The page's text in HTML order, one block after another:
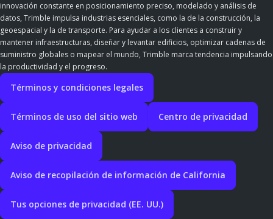
innovación constante en posicionamiento preciso, modelado y análisis de
datos, Trimble impulsa industrias esenciales, como la de la construcción, la
geoespacial y la de transporte. Para ayudar a los clientes a construir y
mantener infraestructuras, diseñar y levantar edificios, optimizar cadenas de
suministro globales o mapear el mundo, Trimble marca tendencia impulsando
la productividad y el progreso.
Términos y condiciones legales
Términos de uso del sitio web Centro de privacidad
Aviso de privacidad
Aviso de recopilación de información de California
Tus opciones de privacidad (EE. UU.)